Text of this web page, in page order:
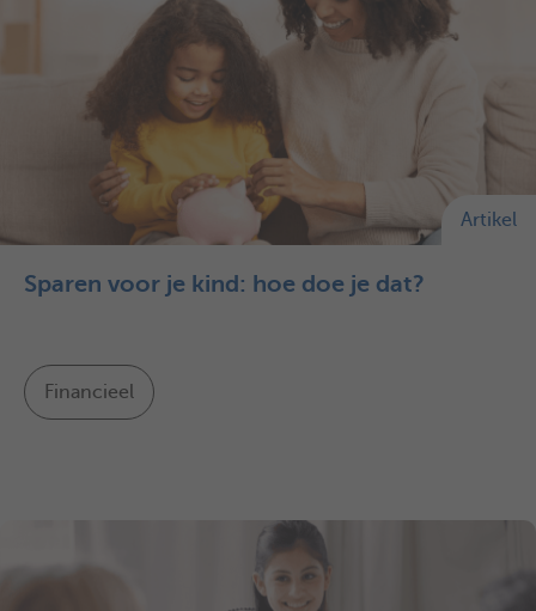
Artikel
Sparen voor je kind: hoe doe je dat?
Financieel